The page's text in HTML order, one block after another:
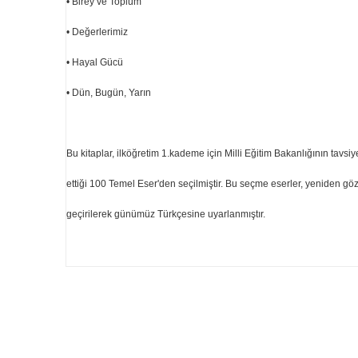
• Değerlerimiz
• Hayal Gücü
• Dün, Bugün, Yarın
Bu kitaplar, ilköğretim 1.kademe için Milli Eğitim Bakanlığının
ettiği 100 Temel Eser'den seçilmiştir. Bu seçme eserler, yeniden
geçirilerek günümüz Türkçesine uyarlanmıştır.